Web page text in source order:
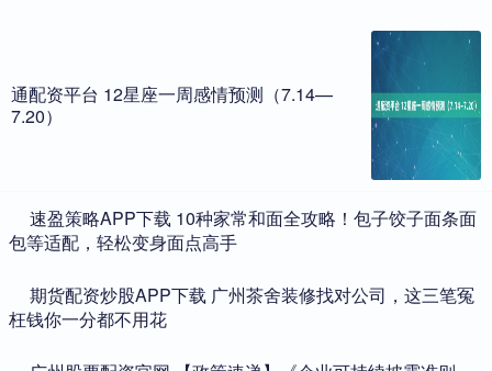
通配资平台 12星座一周感情预测（7.14—
7.20）
​速盈策略APP下载 10种家常和面全攻略！包子饺子面条面
包等适配，轻松变身面点高手
​期货配资炒股APP下载 广州茶舍装修找对公司，这三笔冤
枉钱你一分都不用花